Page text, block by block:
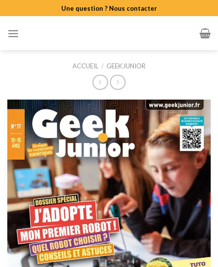
to
content
Une question ? Nous contacter
ACCUEIL / GEEK JUNIOR